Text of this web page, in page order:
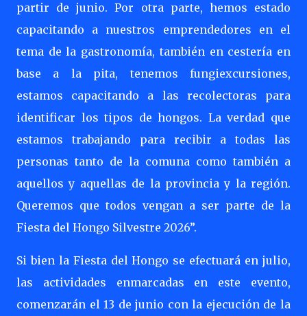
partir de junio. Por otra parte, hemos estado
capacitando a nuestros emprendedores en el
tema de la gastronomía, también en cestería en
base a la pita, tenemos fungiexcursiones,
estamos capacitando a las recolectoras para
identificar los tipos de hongos. La verdad que
estamos trabajando para recibir a todas las
personas tanto de la comuna como también a
aquellos y aquellas de la provincia y la región.
Queremos que todos vengan a ser parte de la
Fiesta del Hongo Silvestre 2026”.
Si bien la Fiesta del Hongo se efectuará en julio,
las actividades enmarcadas en este evento,
comenzarán el 13 de junio con la ejecución de la